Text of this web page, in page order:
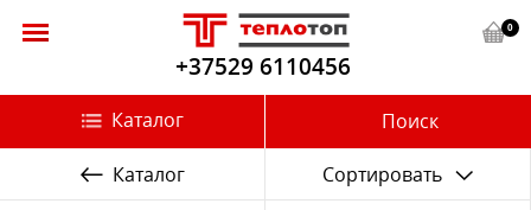
+37529 6110456
Поиск
0
Каталог
Каталог Сортировать